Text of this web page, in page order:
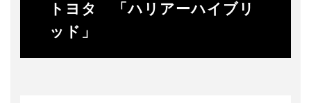
トヨタ 「ハリアーハイブリ
ッド」